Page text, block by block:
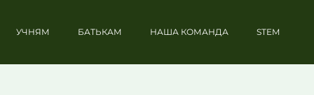
УЧНЯМ БАТЬКАМ НАША КОМАНДА STEM